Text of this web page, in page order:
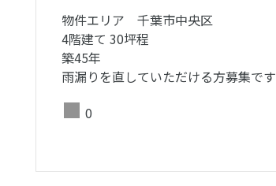
物件エリア 千葉市中央区
4階建て 30坪程
築45年
雨漏りを直していただける方募集です
0